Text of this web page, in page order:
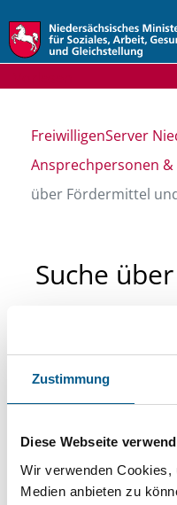
Zustimmung
Diese Webseite
Wir verwenden
Medien anbieten zu
FreiwilligenServer
Ansprechpersonen
über Fördermittel
Suche
Sie suchen
Projekt oder ein
direkt über unsere
Stiftungsdatenbank
Suche bitte die